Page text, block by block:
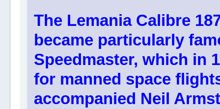
The Lemania Calibre
became particularly
Speedmaster, which in
for manned space
accompanied Neil